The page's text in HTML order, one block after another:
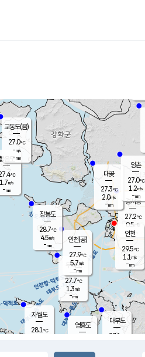
무의도
27.7℃
1.3m/s
-mm
영흥도
음도
℃
1.7m/s
-mm
자월도
28.1℃
장봉도
28.7℃
4.5m/s
-mm
대부도
27.1
경서동
27.2℃
0.5 m/s
-mm
대곶
27.3℃
2.0m/s
-mm
양촌
27.0℃
1.2m/s
-mm
인천(공)
27.9℃
5.7m/s
-mm
교동도(음)
27.0℃
-m/s
-mm
인천
29.5℃
1.1 m/s
-mm